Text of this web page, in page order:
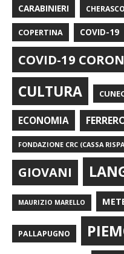
CARABINIERI CHERASCO
COPERTINA COVID-19
COVID-19
CULTURA
ECONOMIA
FONDAZIONE CRC (CASSA
GIOVANI
MAURIZIO MARELLO
PALLAPUGNO